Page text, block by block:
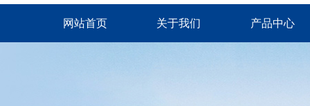
网站首页 关于我们 产品中心